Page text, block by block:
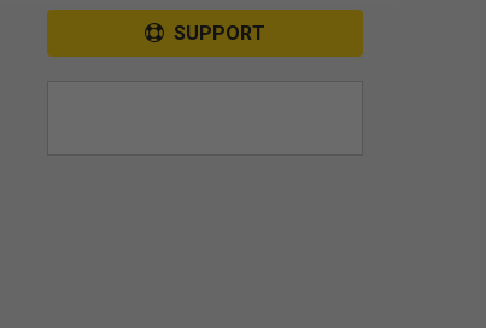
SUPPORT